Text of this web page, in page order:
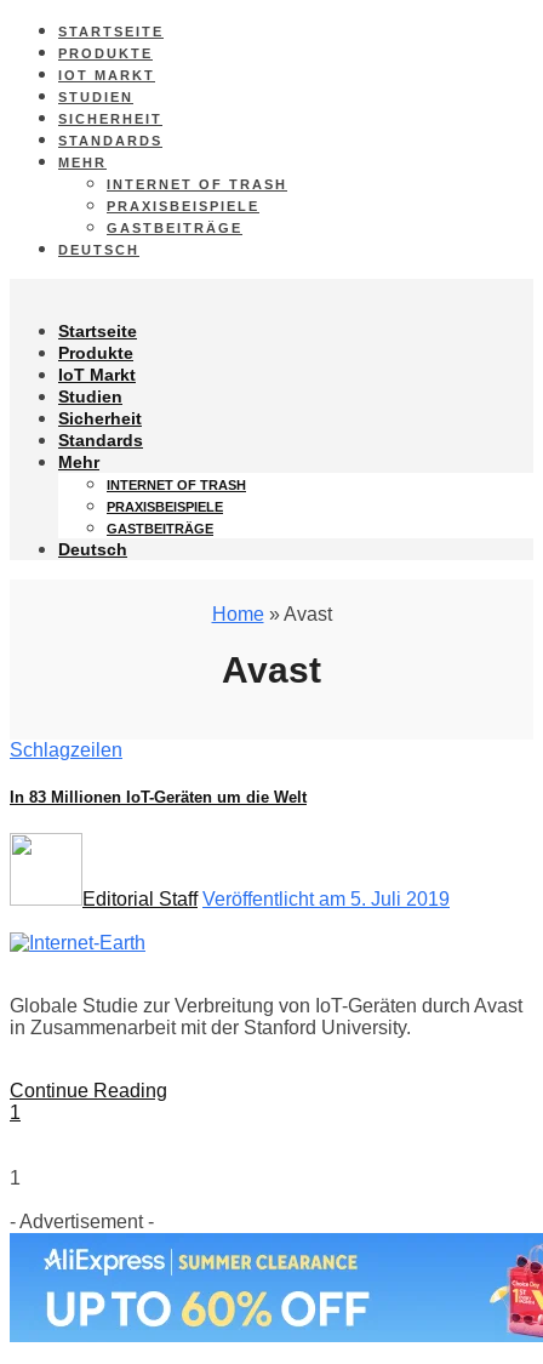
STARTSEITE
PRODUKTE
IOT MARKT
STUDIEN
SICHERHEIT
STANDARDS
MEHR
INTERNET OF TRASH
PRAXISBEISPIELE
GASTBEITRÄGE
DEUTSCH
Startseite
Produkte
IoT Markt
Studien
Sicherheit
Standards
Mehr
INTERNET OF TRASH
PRAXISBEISPIELE
GASTBEITRÄGE
Deutsch
Home» Avast
Avast
Schlagzeilen
In 83 Millionen IoT-Geräten um die Welt
Editorial Staff Veröffentlicht am 5. Juli 2019
Globale Studie zur Verbreitung von IoT-Geräten durch Avast
in Zusammenarbeit mit der Stanford University.
Continue Reading
1
1
- Advertisement -